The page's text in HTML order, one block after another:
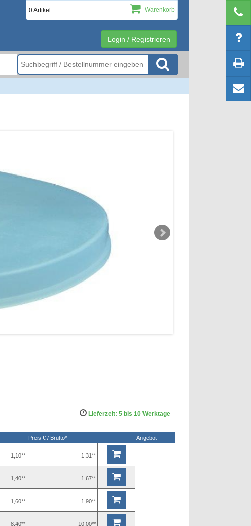
Login / Registrieren
0 Artikel Warenkorb
Lieferzeit: 5 bis 10 Werktage
Preis € / Brutto* Angebot
1,10** 1,31**
1,40** 1,67**
1,60** 1,90**
8,40** 10,00**